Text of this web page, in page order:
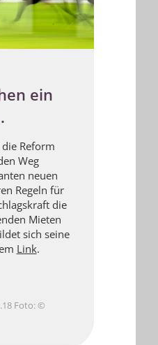
ein
Reform
Weg
neuen
Regeln für
die
Mieten
sich seine
Link.
Foto: ©